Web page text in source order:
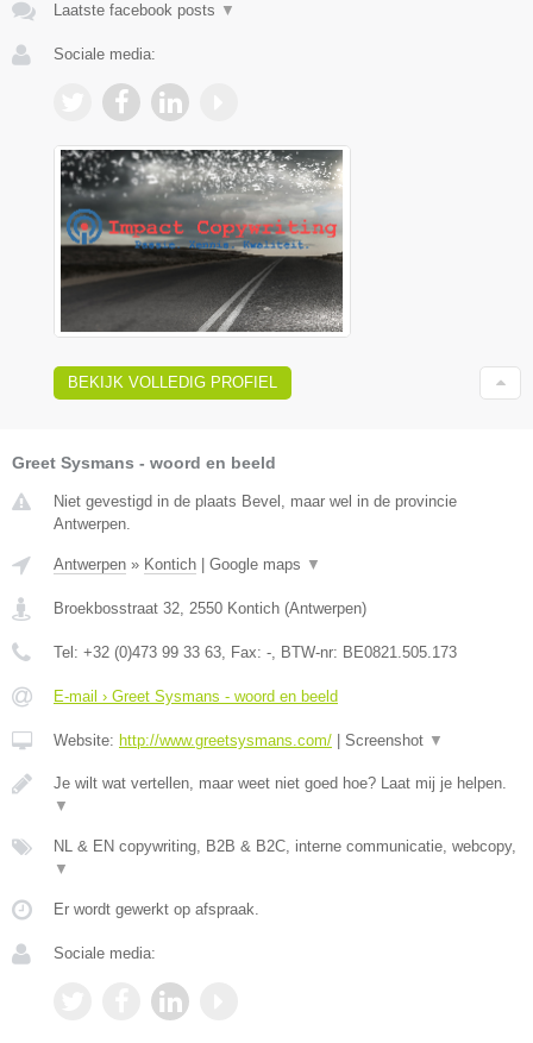
Laatste facebook posts ▼
Sociale media:
BEKIJK VOLLEDIG PROFIEL
Greet Sysmans - woord en beeld
Niet gevestigd in de plaats Bevel, maar wel in de provincie
Antwerpen.
Antwerpen » Kontich Google maps ▼
Broekbosstraat 32, 2550 Kontich (Antwerpen)
Tel: +32 (0)473 99 33 63, Fax: -, BTW-nr: BE0821.505.173
E-mail › Greet Sysmans - woord en beeld
Website: http://www.greetsysmans.com/ Screenshot ▼
Je wilt wat vertellen, maar weet niet goed hoe? Laat mij je helpen.
▼
NL & EN copywriting, B2B & B2C, interne communicatie, webcopy,
▼
Er wordt gewerkt op afspraak.
Sociale media: